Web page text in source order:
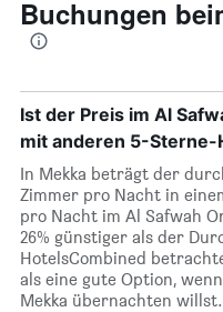
Buchungen
Ist der Preis im Al
mit anderen 5-Sterne-
In Mekka beträgt der
Zimmer pro Nacht in
pro Nacht im Al Safwah
26% günstiger als der
HotelsCombined
als eine gute Option,
Mekka übernachten willst.